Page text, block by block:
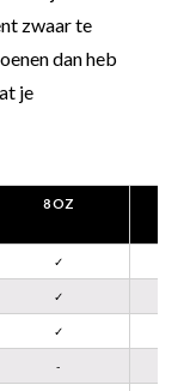
zwaar te
dan heb
je
8 OZ
✓
✓
✓
-